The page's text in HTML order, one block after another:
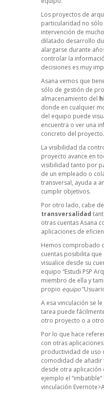
Los proyectos de
particularidad no
intervención de
dilatado desarrollo
alargarse durante
controlar la
decisiones es muy
Asana vemos que
sólo de gestión de
almacenamiento del
donde en cualquier
del equipo puede
encuentra o ver una
concreto del proyecto.
La visibilidad da
proyecto avance en
visibilidad tanto por
de un empleado o
transversal, ayuda a
cumplir objetivos.
Por otro lado, cabe
transversalidad
otras cuentas Asana
aplicaciones de
Hemos comprobado
cuentas posibilita
visualice desde su
equipo “Estudi PSP
miembro de ella y
propio equipo
A esa vinculación se
tarea puede
otro proyecto o a otro
Por lo que hace
con otras
productividad de uso
comodidad de
desde otra
ejemplo el
vinculación